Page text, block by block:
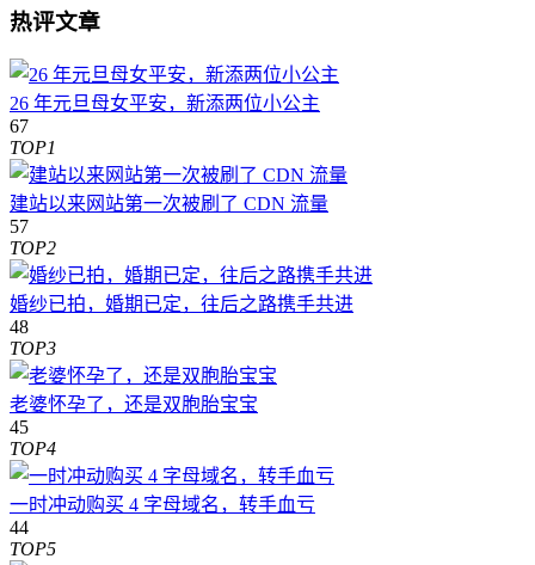
热评文章
26 年元旦母女平安，新添两位小公主
67
TOP1
建站以来网站第一次被刷了 CDN 流量
57
TOP2
婚纱已拍，婚期已定，往后之路携手共进
48
TOP3
老婆怀孕了，还是双胞胎宝宝
45
TOP4
一时冲动购买 4 字母域名，转手血亏
44
TOP5